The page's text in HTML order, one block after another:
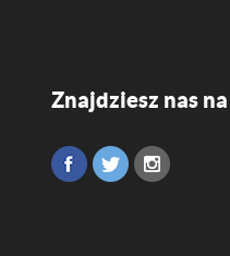
Znajdziesz nas na